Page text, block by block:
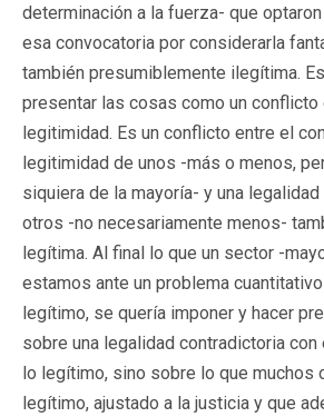
determinación a la fuerza- que
esa convocatoria por considerarla
también presumiblemente ilegítima.
presentar las cosas como un conflicto
legitimidad. Es un conflicto entre el
legitimidad de unos -más o menos,
siquiera de la mayoría- y una
otros -no necesariamente menos-
legítima. Al final lo que un sector -
estamos ante un problema
legítimo, se quería imponer y hacer
sobre una legalidad contradictoria
lo legítimo, sino sobre lo que muchos
legítimo, ajustado a la justicia y que